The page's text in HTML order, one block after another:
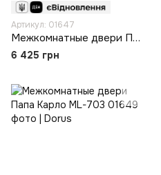
Артикул: 01647
Межкомнатные двери Папа Карло ML-701
6 425 грн